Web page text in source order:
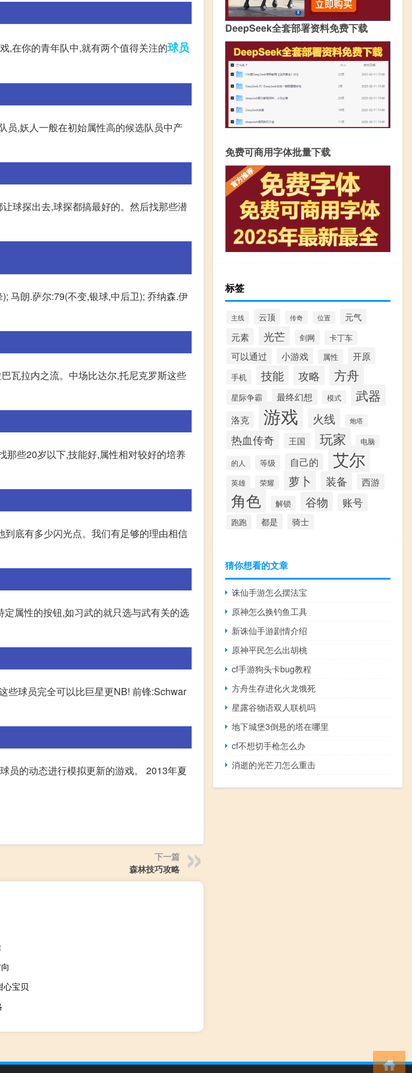
,在你的青年队中,就有两个值得关注的球员
员,妖人一般在初始属性高的候选队员中产
球探出去,球探都搞最好的。然后找那些潜
马朗.萨尔:79(不变,银球,中后卫); 乔纳森.伊
瓦拉内之流。中场比达尔,托尼克罗斯这些
那些20岁以下,技能好,属性相对较好的培养
底有多少闪光点。我们有足够的理由相信
属性的按钮,如习武的就只选与武有关的选
些球员完全可以比巨星更NB! 前锋:Schwar
员的动态进行模拟更新的游戏。 2013年夏
下一篇
森林技巧攻略
心宝贝
DeepSeek全套部署资料免费下载
免费可商用字体批量下载
标签
主线 云顶 传奇 位置 元气
元素 光芒 剑网 卡丁车
可以通过 小游戏 属性 开原
手机 技能 攻略 方舟
星际争霸 最终幻想 模式 武器
洛克 游戏 火线 炮塔
热血传奇 王国 玩家 电脑
的人 等级 自己的 艾尔
英雄 荣耀 萝卜 装备 西游
角色 解锁 谷物 账号
跑跑 都是 骑士
猜你想看的文章
诛仙手游怎么摆法宝
原神怎么换钓鱼工具
新诛仙手游剧情介绍
原神平民怎么出胡桃
cf手游狗头卡bug教程
方舟生存进化火龙饿死
星露谷物语双人联机吗
地下城堡3倒悬的塔在哪里
cf不想切手枪怎么办
消逝的光芒刀怎么重击